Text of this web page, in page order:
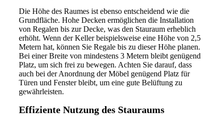
Die Höhe des Raumes ist ebenso entscheidend wie die
Grundfläche. Hohe Decken ermöglichen die Installation
von Regalen bis zur Decke, was den Stauraum erheblich
erhöht. Wenn der Keller beispielsweise eine Höhe von 2,5
Metern hat, können Sie Regale bis zu dieser Höhe planen.
Bei einer Breite von mindestens 3 Metern bleibt genügend
Platz, um sich frei zu bewegen. Achten Sie darauf, dass
auch bei der Anordnung der Möbel genügend Platz für
Türen und Fenster bleibt, um eine gute Belüftung zu
gewährleisten.
Effiziente Nutzung des Stauraums